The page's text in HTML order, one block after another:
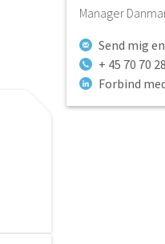
Manager
Send mig
+ 45 70 70
Forbind